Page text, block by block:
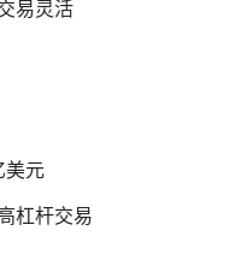
易灵活
美元
杠杆交易